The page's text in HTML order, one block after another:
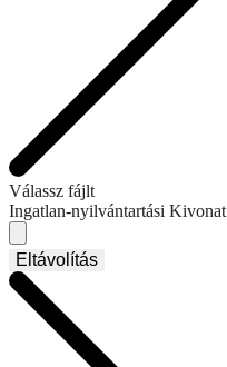
Válassz fájlt
Ingatlan-nyilvántartási Kivonat
Eltávolítás